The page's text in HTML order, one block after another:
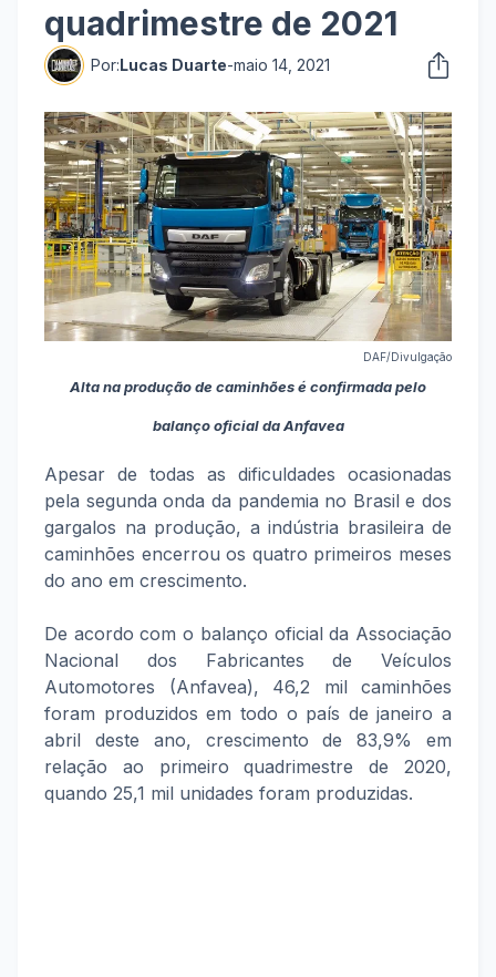
quadrimestre de 2021
Por:Lucas Duarte-maio 14, 2021
DAF/Divulgação
Alta na produção de caminhões é confirmada pelo
balanço oficial da Anfavea
Apesar de todas as dificuldades ocasionadas
pela segunda onda da pandemia no Brasil e dos
gargalos na produção, a indústria brasileira de
caminhões encerrou os quatro primeiros meses
do ano em crescimento.
De acordo com o balanço oficial da Associação
Nacional dos Fabricantes de Veículos
Automotores (Anfavea), 46,2 mil caminhões
foram produzidos em todo o país de janeiro a
abril deste ano, crescimento de 83,9% em
relação ao primeiro quadrimestre de 2020,
quando 25,1 mil unidades foram produzidas.